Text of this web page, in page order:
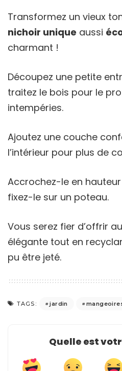
Transformez un vieux
nichoir unique aussi
charmant !
Découpez une petite
traitez le bois pour le
intempéries.
Ajoutez une couche
l’intérieur pour plus de
Accrochez-le en
fixez-le sur un poteau.
Vous serez fier d’offrir
élégante tout en
pu être jeté.
TAGS: jardin
Quelle est